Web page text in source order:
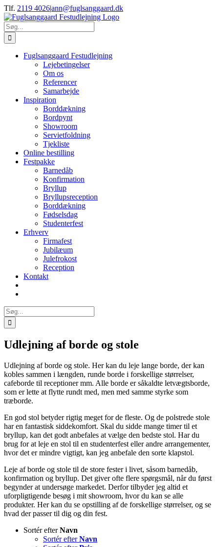
Skip
to
content
Tlf. 2119 4026|ann@fuglsanggaard.dk
Søg
efter:
Fuglsanggaard Festudlejning
Lejebetingelser
Om os
Referencer
Samarbejde
Inspiration
Borddækning
Bordpynt
Showroom
Servietfoldning
Tjekliste
Online bestilling
Festpakke
Barnedåb
Konfirmation
Bryllup
Bryllupsreception
Borddækning
Fødselsdag
Studenterfest
Erhverv
Firmafest
Jubilæum
Julefrokost
Reception
Kontakt
Søg
efter:
Udlejning af borde og stole
Udlejning af borde og stole. Her kan du leje lange borde, der kan
kobles sammen i længden, runde borde i forskellige størrelser,
cafeborde til receptioner mm. Alle borde er såkaldte letvægtsborde,
som er lette at flytte rundt med, men med samme styrke som
træborde.
En god stol betyder rigtig meget for de fleste. Og de polstrede stole
har en fantastisk siddekomfort. Skal du sidde mange timer til et
bryllup, kan det godt anbefales at vælge den bedste stol. Har du
brug for at leje en stol til en studenterfest eller andre arrangementer,
hvor det er mindre vigtigt, kan jeg anbefale den sorte klapstol.
Leje af borde og stole til de store fester i livet, såsom barnedåb,
konfirmation og bryllup. Det giver ofte flere spørgsmål, når du først
begynder at undersøge markedet. Derfor tilbyder jeg altid et
uforpligtigende besøg i mit showroom, hvor du kan se alle
produkter. Her kan du se opstilling af de forskellige størrelser, og se
hvad der passer til dig og din fest.
Sortér efterNavn
Sortér efterNavn